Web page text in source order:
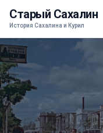
Старый Сахалин
История Сахалина и Курил